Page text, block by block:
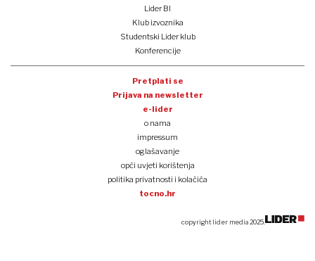
Lider BI
Klub izvoznika
Studentski Lider klub
Konferencije
Pretplati se
Prijava na newsletter
e-lider
o nama
impressum
oglašavanje
opći uvjeti korištenja
politika privatnosti i kolačića
tocno.hr
copyright lider media 2025.